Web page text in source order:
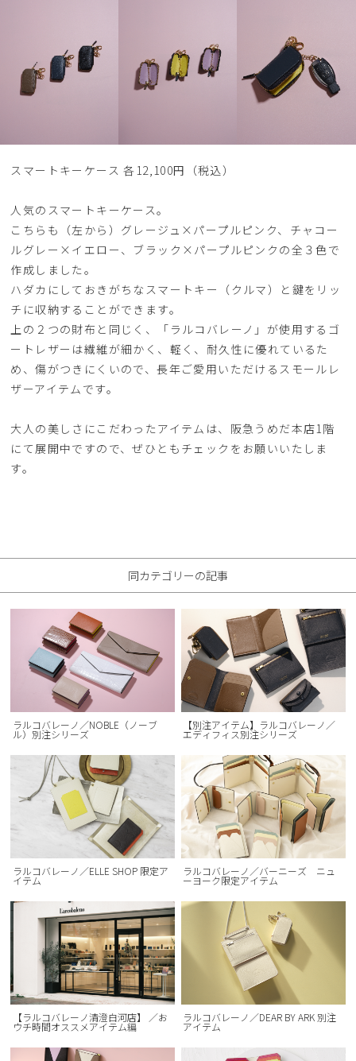
スマートキーケース 各12,100円（税込）
人気のスマートキーケース。
こちらも（左から）グレージュ×パープルピンク、チャコー
ルグレー×イエロー、ブラック×パープルピンクの全３色で
作成しました。
ハダカにしておきがちなスマートキー（クルマ）と鍵をリッ
チに収納することができます。
上の２つの財布と同じく、「ラルコバレーノ」が使用するゴ
ートレザーは繊維が細かく、軽く、耐久性に優れているた
め、傷がつきにくいので、長年ご愛用いただけるスモールレ
ザーアイテムです。
大人の美しさにこだわったアイテムは、阪急うめだ本店1階
にて展開中ですので、ぜひともチェックをお願いいたしま
す。
同カテゴリーの記事
ラルコバレーノ／NOBLE（ノーブ
ル）別注シリーズ
【別注アイテム】ラルコバレーノ／
エディフィス別注シリーズ
ラルコバレーノ／ELLE SHOP 限定ア
イテム
ラルコバレーノ／バーニーズ ニュ
ーヨーク限定アイテム
【ラルコバレーノ清澄白河店】 ／お
ウチ時間オススメアイテム編
ラルコバレーノ／DEAR BY ARK 別注
アイテム